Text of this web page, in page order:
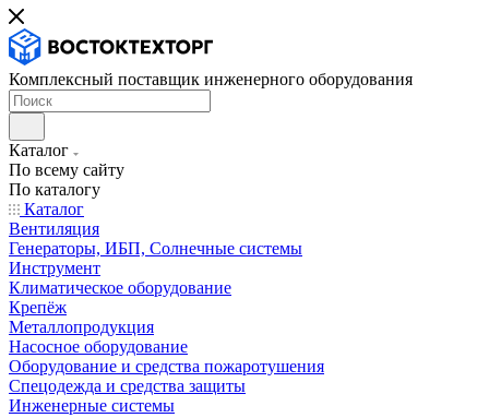
Комплексный поставщик инженерного оборудования
Каталог
По всему сайту
По каталогу
Каталог
Вентиляция
Генераторы, ИБП, Солнечные системы
Инструмент
Климатическое оборудование
Крепёж
Металлопродукция
Насосное оборудование
Оборудование и средства пожаротушения
Спецодежда и средства защиты
Инженерные системы